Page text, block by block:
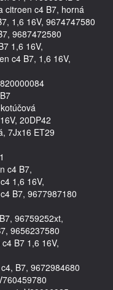
citroen c4 B7, horná
1,6 16V, 9674747580
9687472580
1,6 16V,
c4 B7, 1,6 16V,
20DP42
7Jx16 ET29
c4 B7,
1,6 16V,
B7, 9677987180
96759252xt,
9656237580
B7 1,6 16V,
B7, 9672984680